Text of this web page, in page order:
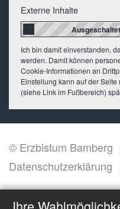
Externe Inhalte
Ich bin damit einverstanden,
werden. Damit können
Cookie-Informationen an
Einstellung kann auf der
(siehe Link im Fußbereich)
© Erzbistum Bamberg
Datenschutzerklärung